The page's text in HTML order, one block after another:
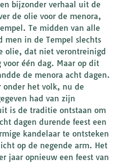
bijzonder verhaal uit de
de olie voor de menora,
Te midden van alle
men in de Tempel slechts
olie, dat niet verontreinigd
voor één dag. Maar op dit
de menora acht dagen.
onder het volk, nu de
had van zijn
is de traditie ontstaan om
dagen durende feest een
kandelaar te ontsteken
op de negende arm. Het
jaar opnieuw een feest van